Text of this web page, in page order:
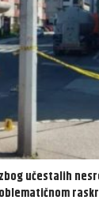
učestalih